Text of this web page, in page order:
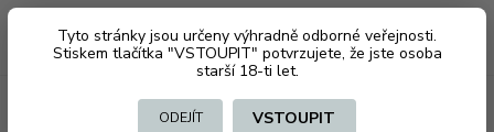
Tyto stránky jsou určeny výhradně odborné veřejnosti.
Stiskem tlačítka "VSTOUPIT" potvrzujete, že jste osoba
starší 18-ti let.
ODEJÍT VSTOUPIT
CZK
+420 603794370 za0 Kč